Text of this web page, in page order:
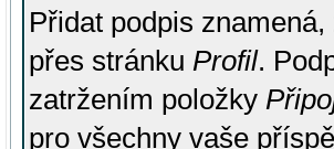
Přidat podpis
přes stránku Profil.
zatržením položky
pro všechny vaše